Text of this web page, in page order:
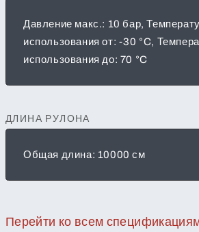
Давление макс.: 10 бар,
использования от: -30 °C,
использования до: 70 °C
ДЛИНА РУЛОНА
Общая длина: 10000 см
Перейти ко всем